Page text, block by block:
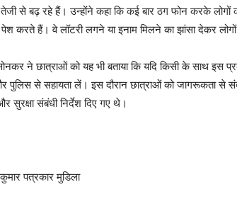
से बढ़ रहे हैं। उन्होंने कहा कि कई बार ठग फोन करके लोगों
करते हैं। वे लॉटरी लगने या इनाम मिलने का झांसा देकर
ने छात्राओं को यह भी बताया कि यदि किसी के साथ इस
पुलिस से सहायता लें। इस दौरान छात्राओं को जागरूकता से
सुरक्षा संबंधी निर्देश दिए गए थे।
पत्रकार मुडिला